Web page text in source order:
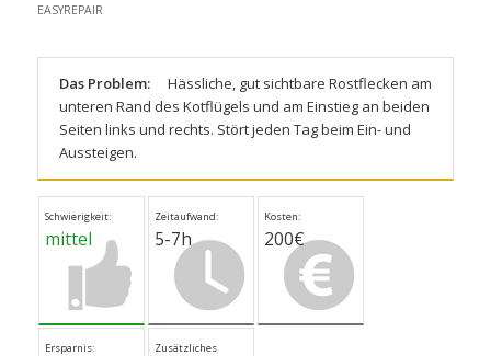
EASYREPAIR
Das Problem:
Hässliche, gut sichtbare Rostflecken am
unteren Rand des Kotflügels und am Einstieg an beiden
Seiten links und rechts. Stört jeden Tag beim Ein- und
Aussteigen.
Schwierigkeit:
mittel
Zeitaufwand:
5-7h
Kosten:
200€
Ersparnis:
Zusätzliches